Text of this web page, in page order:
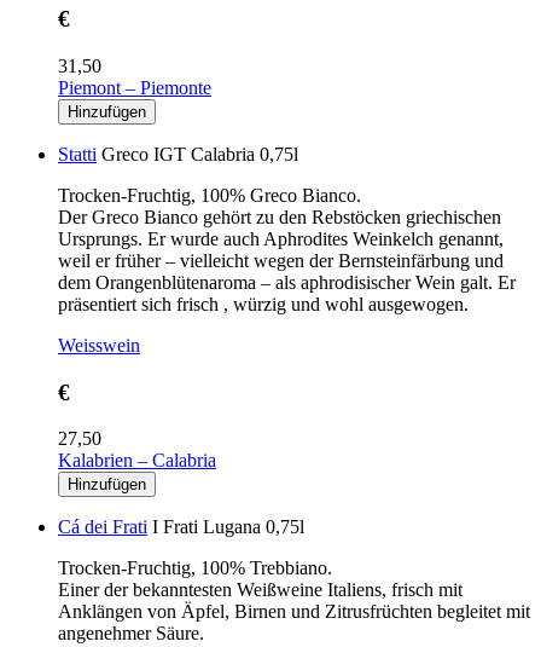
€
31,50
Piemont – Piemonte
Statti Greco IGT Calabria 0,75l
Trocken-Fruchtig, 100% Greco Bianco.
Der Greco Bianco gehört zu den Rebstöcken griechischen
Ursprungs. Er wurde auch Aphrodites Weinkelch genannt,
weil er früher – vielleicht wegen der Bernsteinfärbung und
dem Orangenblütenaroma – als aphrodisischer Wein galt. Er
präsentiert sich frisch , würzig und wohl ausgewogen.
Weisswein
€
27,50
Kalabrien – Calabria
Cá dei Frati I Frati Lugana 0,75l
Trocken-Fruchtig, 100% Trebbiano.
Einer der bekanntesten Weißweine Italiens, frisch mit
Anklängen von Äpfel, Birnen und Zitrusfrüchten begleitet mit
angenehmer Säure.